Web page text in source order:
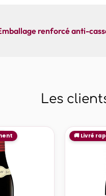
renforcé anti-
Les